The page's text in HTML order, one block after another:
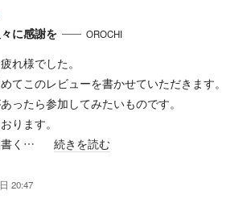
に感謝を
OROCHI
れ様でした。
てこのレビューを書かせていただきます。
ったら参加してみたいものです。
ります。
書く…
続きを読む
20:47